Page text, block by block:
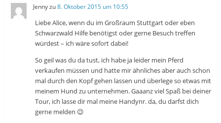
Jennyzu8. Oktober 2015 um 10:55
Liebe Alice, wenn du im Großraum Stuttgart oder eben
Schwarzwald Hilfe benötigst oder gerne Besuch treffen
würdest – ich wäre sofort dabei!
So geil was du da tust, ich habe ja leider mein Pferd
verkaufen müssen und hatte mir ähnliches aber auch schon
mal durch den Kopf gehen lassen und überlege so etwas mit
meinem Hund zu unternehmen. Gaaanz viel Spaß bei deiner
Tour, ich lasse dir mal meine Handynr. da, du darfst dich
gerne melden 😉